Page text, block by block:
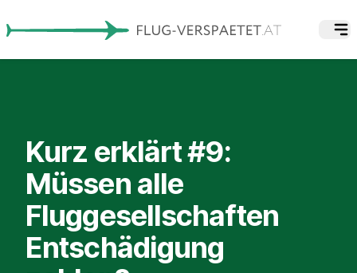
Kurz erklärt #9:
Müssen alle
Fluggesellschaften
Entschädigung